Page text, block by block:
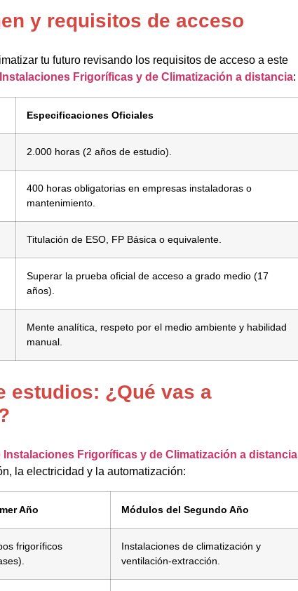
y requisitos de acceso
tu futuro revisando los requisitos de acceso a este
Frigoríficas y de Climatización a distancia:
Especificaciones Oficiales
2.000 horas (2 años de estudio).
400 horas obligatorias en empresas instaladoras o
mantenimiento.
Titulación de ESO, FP Básica o equivalente.
Superar la prueba oficial de acceso a grado medio (17
años).
Mente analítica, respeto por el medio ambiente y habilidad
manual.
estudios: ¿Qué vas a
Instalaciones Frigoríficas y de Climatización a distancia
la electricidad y la automatización:
Año Módulos del Segundo Año
frigoríficos
Instalaciones de climatización y
ventilación-extracción.